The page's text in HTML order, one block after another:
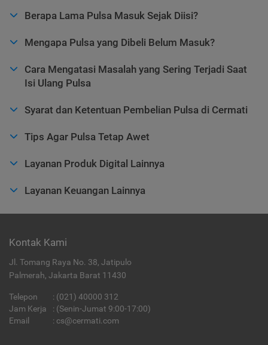
Berapa Lama Pulsa Masuk Sejak Diisi?
Mengapa Pulsa yang Dibeli Belum Masuk?
Cara Mengatasi Masalah yang Sering Terjadi Saat
Isi Ulang Pulsa
Syarat dan Ketentuan Pembelian Pulsa di Cermati
Tips Agar Pulsa Tetap Awet
Layanan Produk Digital Lainnya
Layanan Keuangan Lainnya
Kontak Kami
Jl. Tomang Raya No. 38, Jatipulo
Palmerah, Jakarta Barat 11430
Telepon : (021) 40000 312
Jam Kerja
: (Senin-Jumat 9:00-17:00)
Email
: cs@cermati.com